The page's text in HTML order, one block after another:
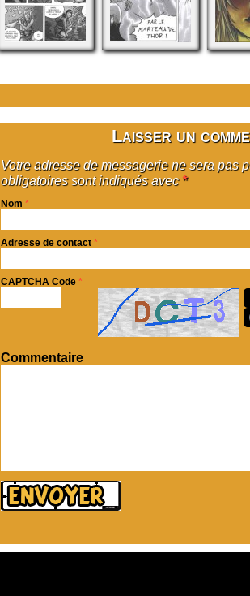
Laisser un
Votre adresse de messagerie ne sera pas
obligatoires sont indiqués avec *
Nom *
Adresse de contact *
CAPTCHA Code *
Commentaire